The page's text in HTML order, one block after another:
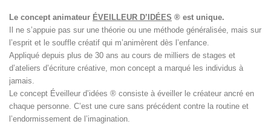
Le concept animateur ÉVEILLEUR D’IDÉES ® est unique.
Il ne s’appuie pas sur une théorie ou une méthode généralisée, mais sur
l’esprit et le souffle créatif qui m’animèrent dès l’enfance.
Appliqué depuis plus de 30 ans au cours de milliers de stages et
d’ateliers d’écriture créative, mon concept a marqué les individus à
jamais.
Le concept Éveilleur d’idées ® consiste à éveiller le créateur ancré en
chaque personne. C’est une cure sans précédent contre la routine et
l’endormissement de l’imagination.